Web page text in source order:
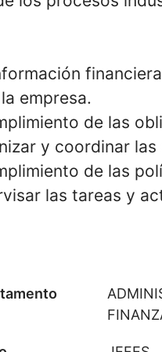
empresa.
de las
y coordinar
de las
las tareas y